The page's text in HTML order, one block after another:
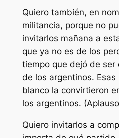
Quiero también, en
militancia, porque no
invitarlos mañana a
que ya no es de los
tiempo que dejó de ser
de los argentinos.
blanco la convirtieron
los argentinos.
Quiero invitarlos a